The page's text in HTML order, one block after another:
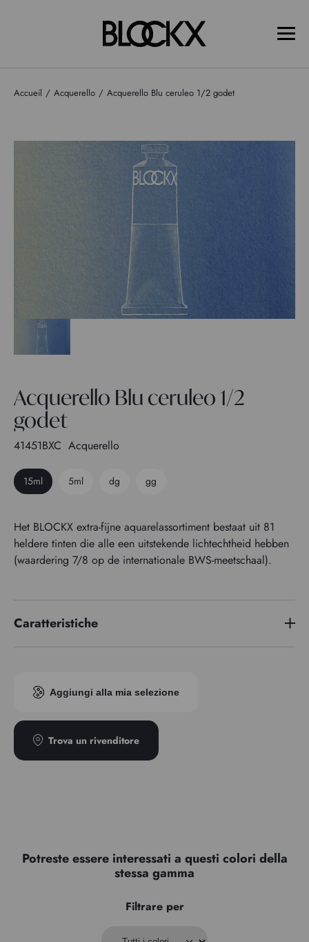
Accueil Acquerello Acquerello Blu ceruleo 1/2 godet
Acquerello Blu ceruleo 1/2
godet
41451BXC Acquerello
15ml 5ml dg gg
Het BLOCKX extra-fijne aquarelassortiment bestaat uit 81
heldere tinten die alle een uitstekende lichtechtheid hebben
(waardering 7/8 op de internationale BWS-meetschaal).
Caratteristiche
Indice di pigmento
PB36
Tipo
Aggiungi alla mia selezione
Trova un rivenditore
Potreste essere interessati a questi colori della
stessa gamma
Filtrare per